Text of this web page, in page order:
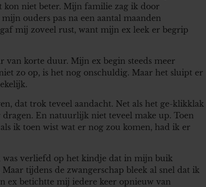
niet beter. Mijn familie zag ik door
ouders pas na een aantal maanden
mij zoveel rust, want mijn ex leek er begrip
van korte duur. Mijn ex begin steeds meer
zo op, is het nog onschuldig. Maar het sluipt er
dat trok teveel aandacht. Net als het ge-klikklak
En natuurlijk niet teveel make up. Toen
ik toen wist wat er nog zou komen, had ik er
was verliefd op het kindje dat in mijn buik
tijdens de zwangerschap bleek al snel dat ik
ex betichtte mij iedere keer opnieuw van